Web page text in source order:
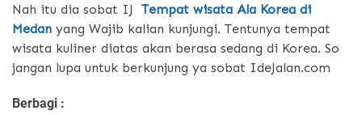
Nah itu dia sobat IJ Tempat wisata Ala Korea di
Medan yang Wajib kalian kunjungi. Tentunya tempat
wisata kuliner diatas akan berasa sedang di Korea. So
jangan lupa untuk berkunjung ya sobat IdeJalan.com
Berbagi :